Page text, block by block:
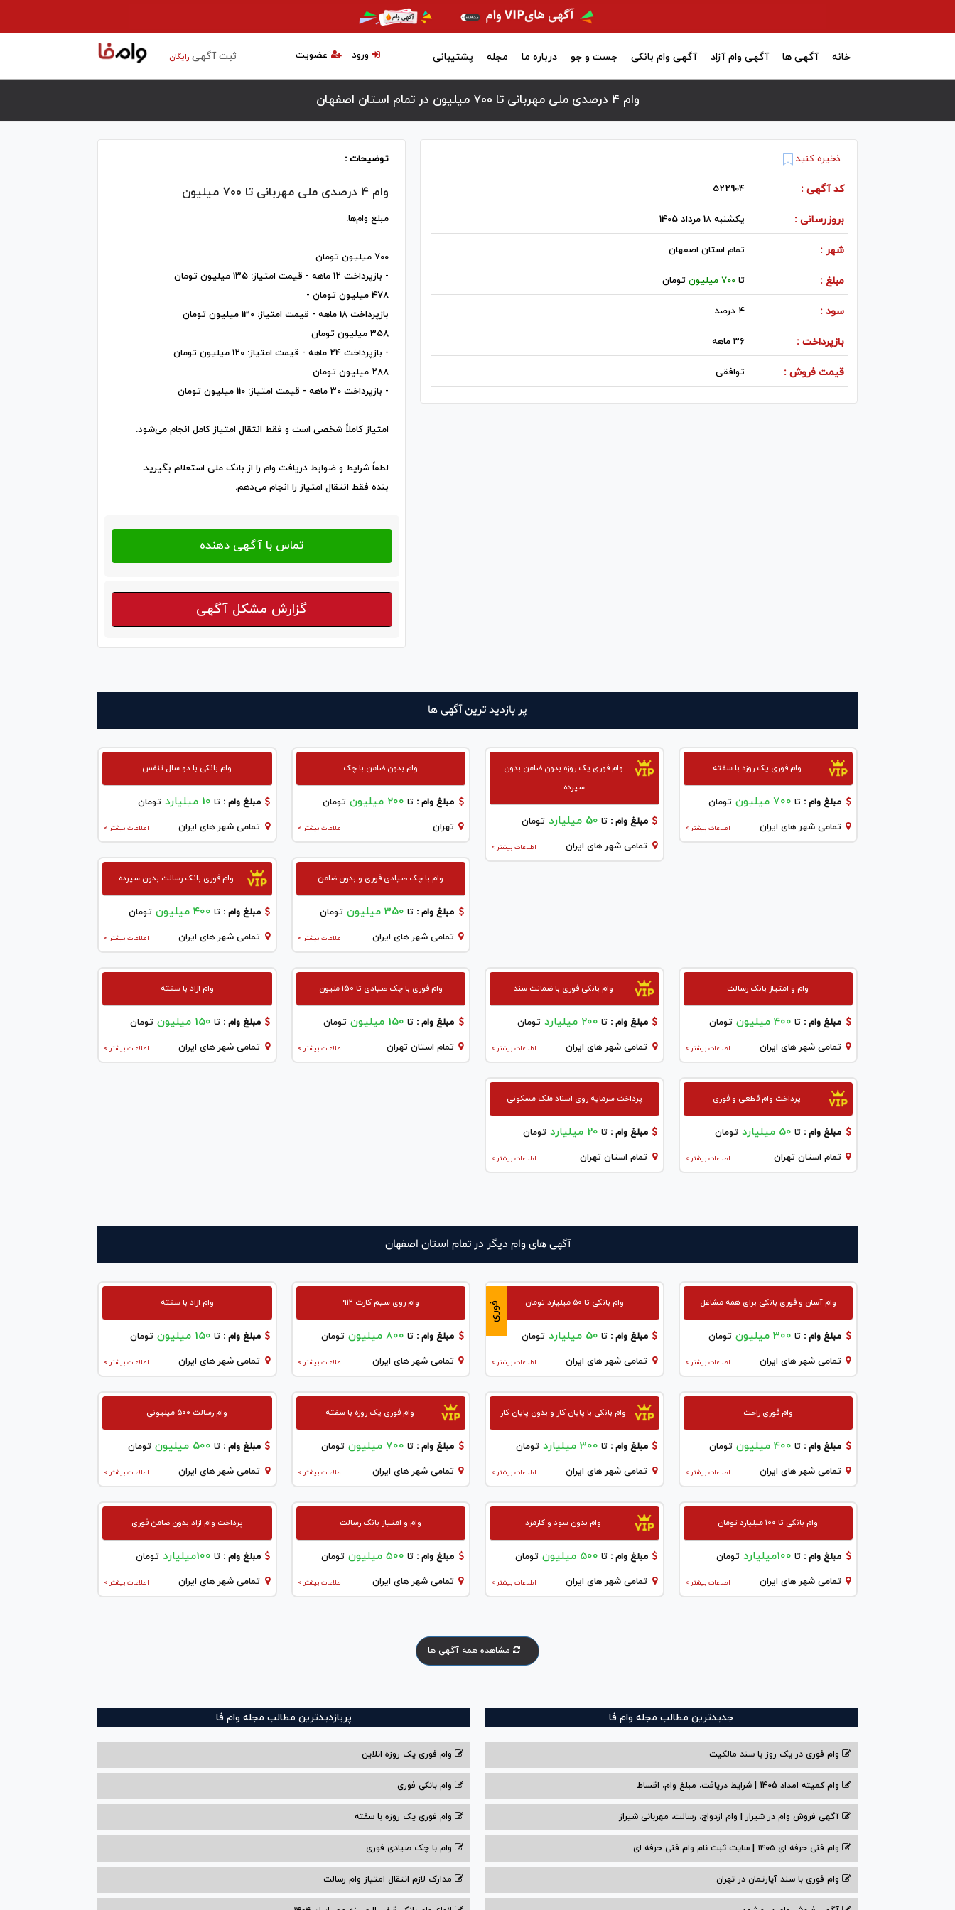
ثبت آگهیرایگان عضویت ورود خانه آگهی ها آگهی وام آزاد آگهی وام بانکی جست و جو درباره ما مجله پشتیبانی
وام ۴ درصدی ملی مهربانی تا ۷۰۰ میلیون در تمام استان اصفهان
ذخیره کنید
کد آگهی : 522904
بروزرسانی : یکشنبه 18 مرداد 1405
شهر : تمام استان اصفهان
مبلغ : تا700 میلیون تومان
سود : ۴ درصد
بازپرداخت : ۳۶ ماهه
قیمت فروش : توافقی
توضیحات :
وام ۴ درصدی ملی مهربانی تا ۷۰۰ میلیون
مبلغ وام‌ها:
700 میلیون تومان
- بازپرداخت 12 ماهه - قیمت امتیاز: 135 میلیون تومان
478 میلیون تومان -
بازپرداخت 18 ماهه - قیمت امتیاز: 130 میلیون تومان
358 میلیون تومان
- بازپرداخت 24 ماهه - قیمت امتیاز: 120 میلیون تومان
288 میلیون تومان
- بازپرداخت 30 ماهه - قیمت امتیاز: 110 میلیون تومان
امتیاز کاملاً شخصی است و فقط انتقال امتیاز کامل انجام می‌شود.
لطفاً شرایط و ضوابط دریافت وام را از بانک ملی استعلام بگیرید.
بنده فقط انتقال امتیاز را انجام می‌دهم.
گزارش مشکل آگهی
پر بازدید ترین آگهی ها
وام فوری یک روزه با سفته
مبلغ وام : تا 700 میلیون تومان
اطلاعات بیشتر > تمامی شهر های ایران
وام فوری یک روزه بدون ضامن بدون
سپرده
مبلغ وام :تا 50 میلیارد تومان
اطلاعات بیشتر > تمامی شهر های ایران
وام بدون ضامن با چک
مبلغ وام : تا 200 میلیون تومان
اطلاعات بیشتر > تهران
وام بانکی با دو سال تنفس
مبلغ وام :تا 10 میلیارد تومان
اطلاعات بیشتر > تمامی شهر های ایران
وام با چک صیادی فوری و بدون ضامن
مبلغ وام : تا 350 میلیون تومان
اطلاعات بیشتر > تمامی شهر های ایران
وام فوری بانک رسالت بدون سپرده
مبلغ وام :تا 400 میلیون تومان
اطلاعات بیشتر > تمامی شهر های ایران
وام و امتیاز بانک رسالت
مبلغ وام : تا 400 میلیون تومان
اطلاعات بیشتر > تمامی شهر های ایران
وام بانکی فوری با ضمانت سند
مبلغ وام :تا 200 میلیارد تومان
اطلاعات بیشتر > تمامی شهر های ایران
وام فوری با چک صیادی تا 150 ملیون
مبلغ وام : تا 150 میلیون تومان
اطلاعات بیشتر > تمام استان تهران
وام ازاد با سفته
مبلغ وام :تا 150 میلیون تومان
اطلاعات بیشتر > تمامی شهر های ایران
پرداخت وام قطعی و فوری
مبلغ وام : تا 50 میلیارد تومان
اطلاعات بیشتر > تمام استان تهران
پرداخت سرمایه روی اسناد ملک مسکونی
مبلغ وام :تا 20 میلیارد تومان
اطلاعات بیشتر > تمام استان تهران
آگهی های وام دیگر در تمام استان اصفهان
وام آسان و فوری بانکی برای همه مشاغل
مبلغ وام : تا 300 میلیون تومان
اطلاعات بیشتر > تمامی شهر های ایران
فوری وام بانکی تا ۵۰ میلیارد تومان
مبلغ وام :تا 50 میلیارد تومان
اطلاعات بیشتر > تمامی شهر های ایران
وام روی سیم کارت ۹۱۲
مبلغ وام : تا 800 میلیون تومان
اطلاعات بیشتر > تمامی شهر های ایران
وام ازاد با سفته
مبلغ وام :تا 150 میلیون تومان
اطلاعات بیشتر > تمامی شهر های ایران
وام فوری راحت
مبلغ وام : تا 400 میلیون تومان
اطلاعات بیشتر > تمامی شهر های ایران
وام بانکی با پایان کار و بدون پایان کار
مبلغ وام :تا 300 میلیارد تومان
اطلاعات بیشتر > تمامی شهر های ایران
وام فوری یک روزه با سفته
مبلغ وام : تا 700 میلیون تومان
اطلاعات بیشتر > تمامی شهر های ایران
وام رسالت ۵۰۰ میلیونی
مبلغ وام :تا 500 میلیون تومان
اطلاعات بیشتر > تمامی شهر های ایران
وام بانکی تا ۱۰۰ میلیارد تومان
مبلغ وام : تا 100میلیارد تومان
اطلاعات بیشتر > تمامی شهر های ایران
وام بدون سود و کارمزد
مبلغ وام :تا 500 میلیون تومان
اطلاعات بیشتر > تمامی شهر های ایران
وام و امتیاز بانک رسالت
مبلغ وام : تا ۵۰۰ میلیون تومان
اطلاعات بیشتر > تمامی شهر های ایران
پرداخت وام ازاد بدون ضامن فوری
مبلغ وام :تا 100میلیارد تومان
اطلاعات بیشتر > تمامی شهر های ایران
مشاهده همه آگهی ها
جدیدترین مطالب مجله وام فا
وام فوری در یک روز با سند مالکیت
وام کمیته امداد 1405 | شرایط دریافت، مبلغ وام، اقساط
آگهی فروش وام در شیراز | وام ازدواج، رسالت، مهربانی شیراز
وام فنی حرفه ای ۱۴۰۵ | سایت ثبت نام وام فنی حرفه ای
وام فوری با سند آپارتمان در تهران
پربازدیدترین مطالب مجله وام فا
وام فوری یک روزه انلاین
وام بانکی فوری
وام فوری یک روزه با سفته
وام با‌ چک صیادی‌ فوری
مدارک لازم انتقال امتیاز وام رسالت